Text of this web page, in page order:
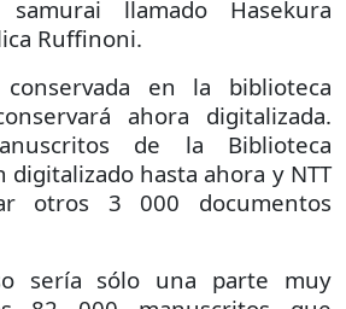
llamado Hasekura
Ruffinoni.
en la biblioteca
ahora digitalizada.
de la Biblioteca
digitalizado hasta ahora y NTT
otros 3 000 documentos
sería sólo una parte muy